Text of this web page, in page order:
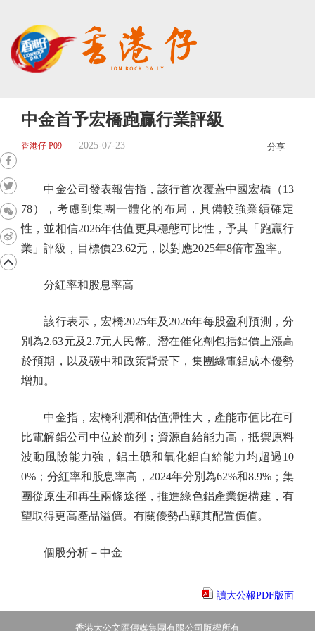
中金首予宏橋跑贏行業評級
香港仔 P09 2025-07-23 分享
中金公司發表報告指，該行首次覆蓋中國宏橋（13
78），考慮到集團一體化的布局，具備較強業績確定
性，並相信2026年估值更具穩態可比性，予其「跑贏行
業」評級，目標價23.62元，以對應2025年8倍市盈率。
分紅率和股息率高
該行表示，宏橋2025年及2026年每股盈利預測，分
別為2.63元及2.7元人民幣。潛在催化劑包括鋁價上漲高
於預期，以及碳中和政策背景下，集團綠電鋁成本優勢
增加。
中金指，宏橋利潤和估值彈性大，產能市值比在可
比電解鋁公司中位於前列；資源自給能力高，抵禦原料
波動風險能力強，鋁土礦和氧化鋁自給能力均超過10
0%；分紅率和股息率高，2024年分別為62%和8.9%；集
團從原生和再生兩條途徑，推進綠色鋁產業鏈構建，有
望取得更高產品溢價。有關優勢凸顯其配置價值。
個股分析－中金
讀大公報PDF版面
香港大公文匯傳媒集團有限公司版權所有